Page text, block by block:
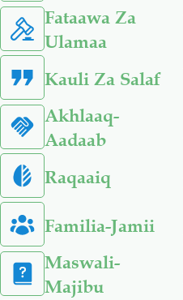
Fataawa Za
Ulamaa
Kauli Za Salaf
Akhlaaq-
Aadaab
Raqaaiq
Familia-Jamii
Maswali-
Majibu